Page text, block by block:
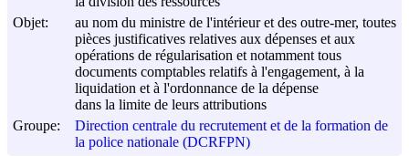
Objet:
au nom du ministre de l'intérieur et des outre-mer, toutes
pièces justificatives relatives aux dépenses et aux
opérations de régularisation et notamment tous
documents comptables relatifs à l'engagement, à la
liquidation et à l'ordonnance de la dépense
dans la limite de leurs attributions
Groupe:
Direction centrale du recrutement et de la formation de
la police nationale (DCRFPN)